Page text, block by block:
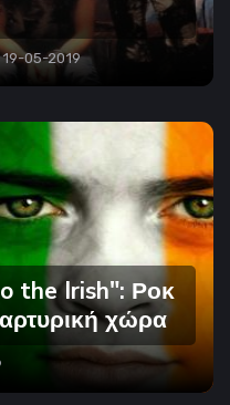
19-05-2019
the Irish": Ροκ
χώρα